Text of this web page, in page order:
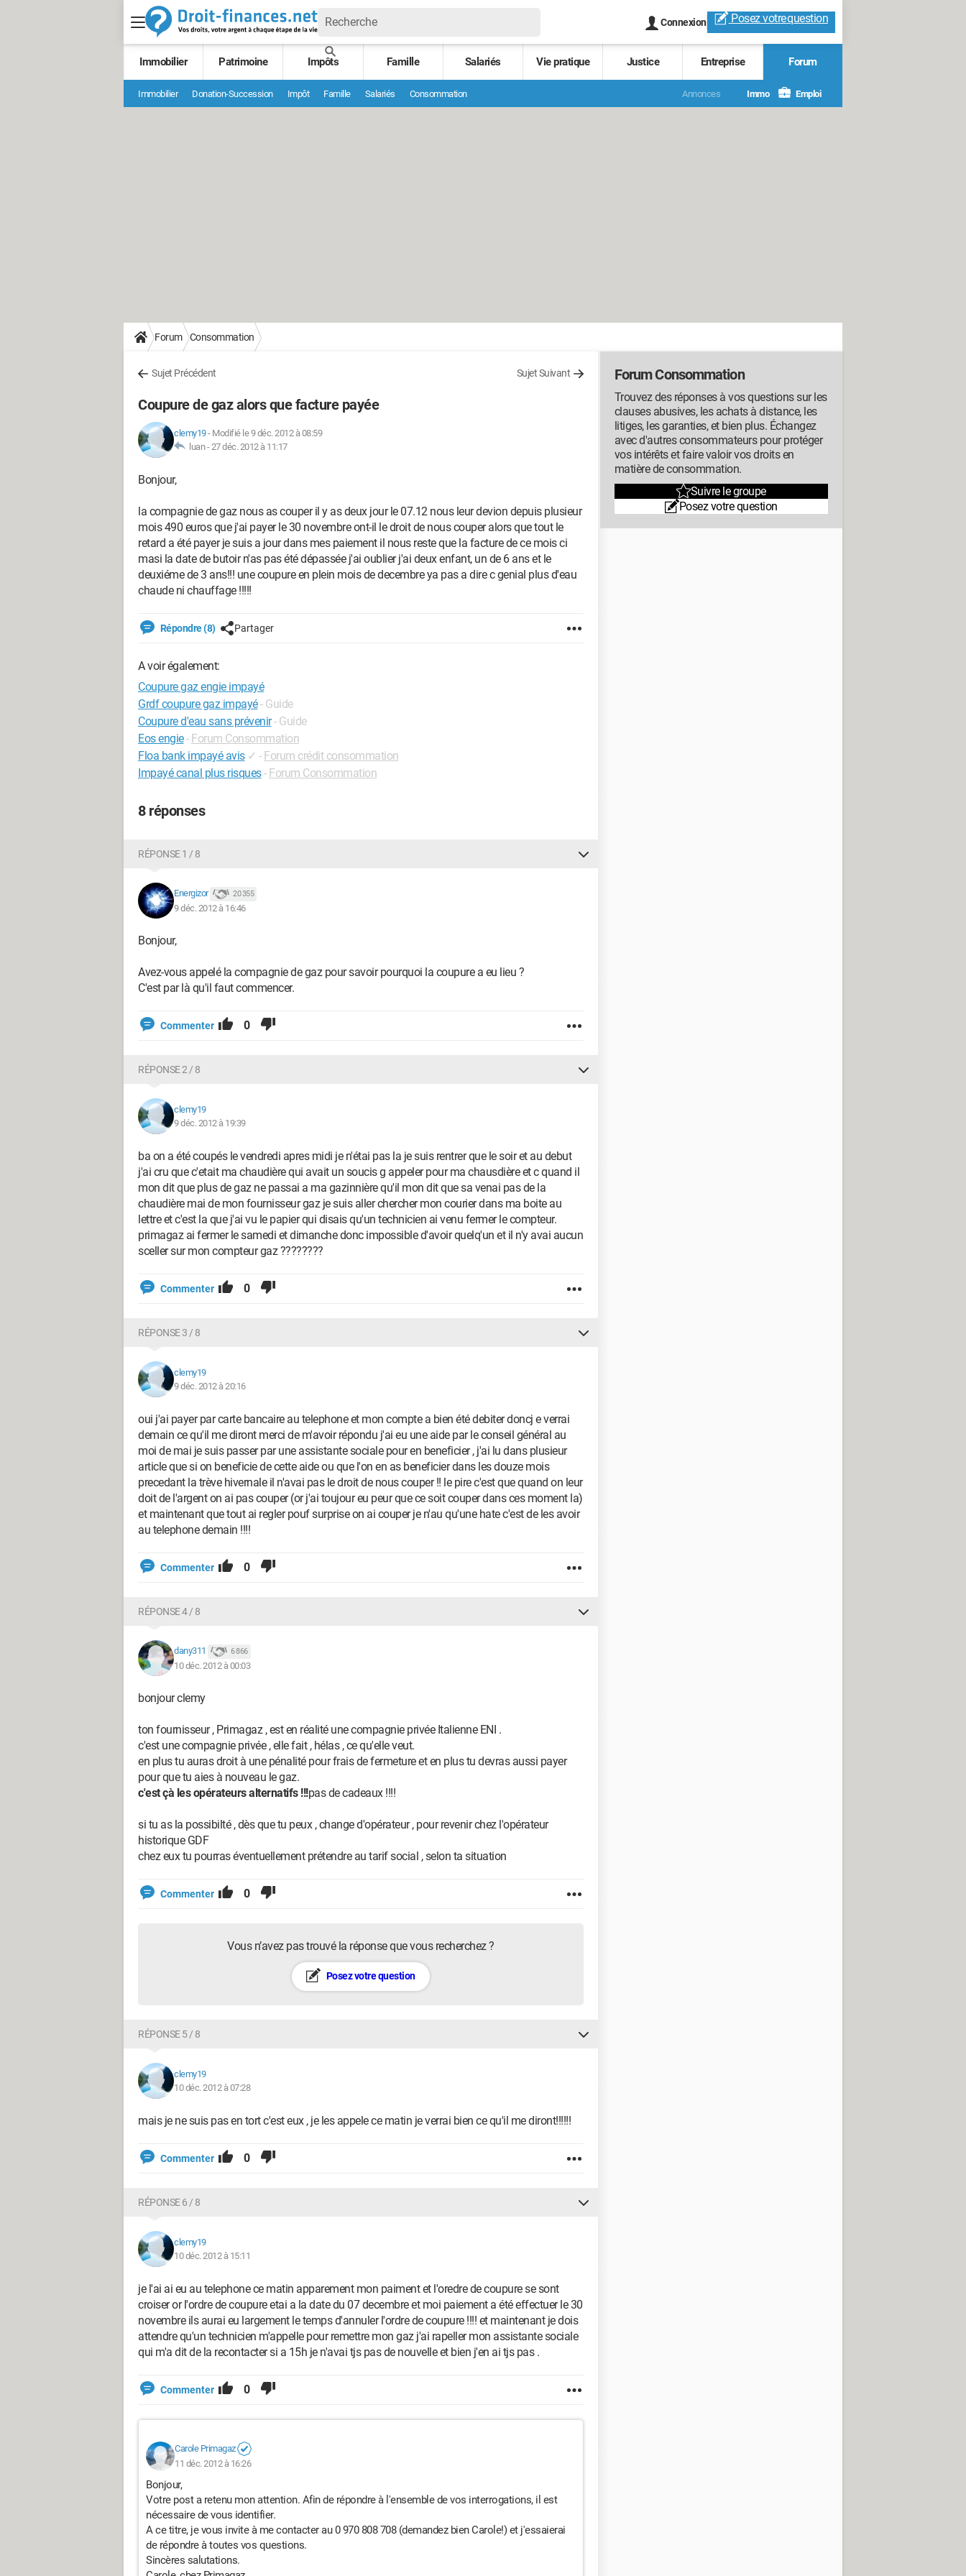
Connexion Posez votrequestion
Immobilier Patrimoine Impôts Famille Salariés Vie pratique Justice Entreprise Forum
Immobilier Donation-Succession Impôt Famille Salariés Consommation Annonces Immo Emploi
Forum Consommation
Sujet Précédent Sujet Suivant
Coupure de gaz alors que facture payée
clemy19- Modifié le 9 déc. 2012 à 08:59
luan -27 déc. 2012 à 11:17
Bonjour,
la compagnie de gaz nous as couper il y as deux jour le 07.12 nous leur devion depuis plusieur
mois 490 euros que j'ai payer le 30 novembre ont-il le droit de nous couper alors que tout le
retard a été payer je suis a jour dans mes paiement il nous reste que la facture de ce mois ci
masi la date de butoir n'as pas été dépassée j'ai oublier j'ai deux enfant, un de 6 ans et le
deuxiéme de 3 ans!!! une coupure en plein mois de decembre ya pas a dire c genial plus d'eau
chaude ni chauffage !!!!!
Répondre (8) Partager
A voir également:
Coupure gaz engie impayé
Grdf coupure gaz impayé- Guide
Coupure d'eau sans prévenir- Guide
Eos engie- Forum Consommation
Floa bank impayé avis ✓ - Forum crédit consommation
Impayé canal plus risques- Forum Consommation
8 réponses
RÉPONSE 1 / 8
Energizor 20 355
9 déc. 2012 à 16:46
Bonjour,
Avez-vous appelé la compagnie de gaz pour savoir pourquoi la coupure a eu lieu ?
C'est par là qu'il faut commencer.
Commenter 0
RÉPONSE 2 / 8
clemy19
9 déc. 2012 à 19:39
ba on a été coupés le vendredi apres midi je n'étai pas la je suis rentrer que le soir et au debut
j'ai cru que c'etait ma chaudière qui avait un soucis g appeler pour ma chausdière et c quand il
mon dit que plus de gaz ne passai a ma gazinnière qu'il mon dit que sa venai pas de la
chaudière mai de mon fournisseur gaz je suis aller chercher mon courier dans ma boite au
lettre et c'est la que j'ai vu le papier qui disais qu'un technicien ai venu fermer le compteur.
primagaz ai fermer le samedi et dimanche donc impossible d'avoir quelq'un et il n'y avai aucun
sceller sur mon compteur gaz ????????
Commenter 0
RÉPONSE 3 / 8
clemy19
9 déc. 2012 à 20:16
oui j'ai payer par carte bancaire au telephone et mon compte a bien été debiter doncj e verrai
demain ce qu'il me diront merci de m'avoir répondu j'ai eu une aide par le conseil général au
moi de mai je suis passer par une assistante sociale pour en beneficier , j'ai lu dans plusieur
article que si on beneficie de cette aide ou que l'on en as beneficier dans les douze mois
precedant la trève hivernale il n'avai pas le droit de nous couper !! le pire c'est que quand on leur
doit de l'argent on ai pas couper (or j'ai toujour eu peur que ce soit couper dans ces moment la)
et maintenant que tout ai regler pouf surprise on ai couper je n'au qu'une hate c'est de les avoir
au telephone demain !!!!
Commenter 0
RÉPONSE 4 / 8
dany311 6 866
10 déc. 2012 à 00:03
bonjour clemy
ton fournisseur , Primagaz , est en réalité une compagnie privée Italienne ENI .
c'est une compagnie privée , elle fait , hélas , ce qu'elle veut.
en plus tu auras droit à une pénalité pour frais de fermeture et en plus tu devras aussi payer
pour que tu aies à nouveau le gaz.
c'est çà les opérateurs alternatifs !!!pas de cadeaux !!!!
si tu as la possibilté , dès que tu peux , change d'opérateur , pour revenir chez l'opérateur
historique GDF
chez eux tu pourras éventuellement prétendre au tarif social , selon ta situation
Commenter 0
Vous n’avez pas trouvé la réponse que vous recherchez ?
Posez votre question
RÉPONSE 5 / 8
clemy19
10 déc. 2012 à 07:28
mais je ne suis pas en tort c'est eux , je les appele ce matin je verrai bien ce qu'il me diront!!!!!!
Commenter 0
RÉPONSE 6 / 8
clemy19
10 déc. 2012 à 15:11
je l'ai ai eu au telephone ce matin apparement mon paiment et l'oredre de coupure se sont
croiser or l'ordre de coupure etai a la date du 07 decembre et moi paiement a été effectuer le 30
novembre ils aurai eu largement le temps d'annuler l'ordre de coupure !!!! et maintenant je dois
attendre qu'un technicien m'appelle pour remettre mon gaz j'ai rapeller mon assistante sociale
qui m'a dit de la recontacter si a 15h je n'avai tjs pas de nouvelle et bien j'en ai tjs pas .
Commenter 0
Carole Primagaz
11 déc. 2012 à 16:26
Bonjour,
Votre post a retenu mon attention. Afin de répondre à l'ensemble de vos interrogations, il est
nécessaire de vous identifier.
A ce titre, je vous invite à me contacter au 0 970 808 708 (demandez bien Carole!) et j'essaierai
de répondre à toutes vos questions.
Sincères salutations.
Forum Consommation
Trouvez des réponses à vos questions sur les
clauses abusives, les achats à distance, les
litiges, les garanties, et bien plus. Échangez
avec d'autres consommateurs pour protéger
vos intérêts et faire valoir vos droits en
matière de consommation.
Suivre le groupe
Posez votre question